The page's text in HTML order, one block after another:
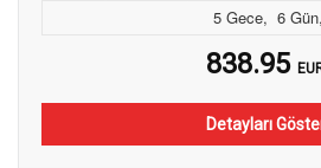
5 Gece, 6 Gün,
838.95
Detayları